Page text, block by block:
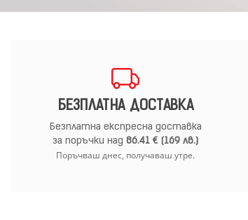
БЕЗПЛАТНА ДОСТАВКА
Безплатна експресна доставка
за поръчки над86.41 € (169 лв.)
Поръчваш днес, получаваш утре.